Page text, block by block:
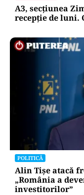
A3, secțiunea
recepție de luni.
POLITICĂ
Alin Tișe atacă
„România a
investitorilor”